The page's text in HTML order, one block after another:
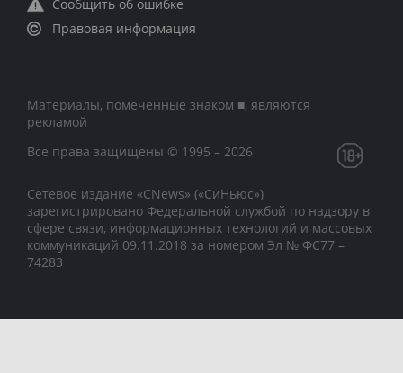
Сообщить об ошибке
Правовая информация
Материалы, помеченные знаком ■, являются
рекламой
Все права защищены © 1995 – 2026
Сетевое издание «CNews» («СиНьюс»)
зарегистрировано Федеральной службой по надзору в
сфере связи, информационных технологий и массовых
коммуникаций 09.11.2018 за номером Эл № ФС77 –
74283